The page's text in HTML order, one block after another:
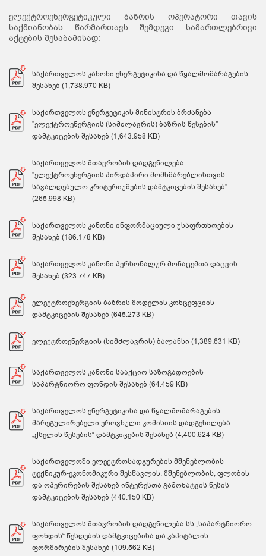
ელექტროენერგეტიკული ბაზრის ოპერატორი თავის
საქმიანობას წარმართავს შემდეგი სამართლებრივი
აქტების შესაბამისად:
საქართველოს კანონი ენერგეტიკისა და წყალმომარაგების
შესახებ (1,738.970 KB)
საქართველოს ენერგეტიკის მინისტრის ბრძანება
"ელექტროენერგიის (სიმძლავრის) ბაზრის წესების"
დამტკიცების შესახებ (1,643.958 KB)
საქართველოს მთავრობის დადგენილება
"ელექტროენერგიის პირდაპირი მომხმარებლისთვის
სავალდებულო კრიტერიუმების დამტკიცების შესახებ"
(265.998 KB)
საქართველოს კანონი ინფორმაციული უსაფრთხოების
შესახებ (186.178 KB)
საქართველოს კანონი პერსონალურ მონაცემთა დაცვის
შესახებ (323.747 KB)
ელექტროენერგიის ბაზრის მოდელის კონცეფციის
დამტკიცების შესახებ (645.273 KB)
ელექტროენერგიის (სიმძლავრის) ბალანსი (1,389.631 KB)
საქართველოს კანონი სააქციო საზოგადოების −
საპარტნიორო ფონდის შესახებ (64.459 KB)
საქართველოს ენერგეტიკისა და წყალმომარაგების
მარეგულირებელი ეროვნული კომისიის დადგენილება
„ქსელის წესების“ დამტკიცების შესახებ (4,400.624 KB)
საქართველოში ელექტროსადგურების მშენებლობის
ტექნიკურ-ეკონომიკური შესწავლის, მშენებლობის, ფლობის
და ოპერირების შესახებ ინტერესთა გამოხატვის წესის
დამტკიცების შესახებ (440.150 KB)
საქართველოს მთავრობის დადგენილება სს „საპარტნიორო
ფონდის“ წესდების დამტკიცებისა და კაპიტალის
ფორმირების შესახებ (109.562 KB)